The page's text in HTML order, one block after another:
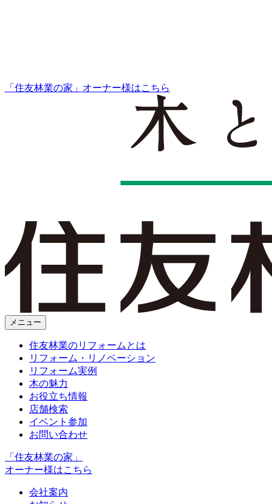
「住友林業の家」オーナー様はこちら
メニュー
住友林業のリフォームとは
リフォーム・リノベーション
リフォーム実例
木の魅力
お役立ち情報
店舗検索
イベント参加
お問い合わせ
「住友林業の家」
オーナー様はこちら
会社案内